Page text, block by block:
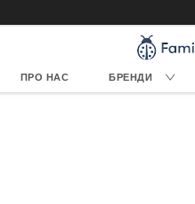
ПРО НАС БРЕНДИ